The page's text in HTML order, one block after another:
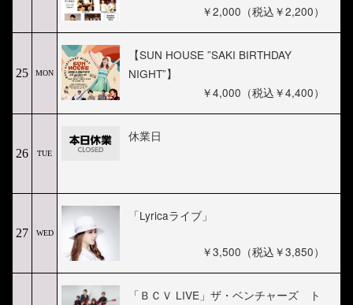
￥2,000（税込￥2,200）
25 MON
【SUN HOUSE ”SAKI BIRTHDAY
NIGHT”】
￥4,000（税込￥4,400）
26 TUE
休業日
27 WED
「Lyricaライブ」
￥3,500（税込￥3,850）
「ＢＣＶ LIVE」ザ・ベンチャーズ ト